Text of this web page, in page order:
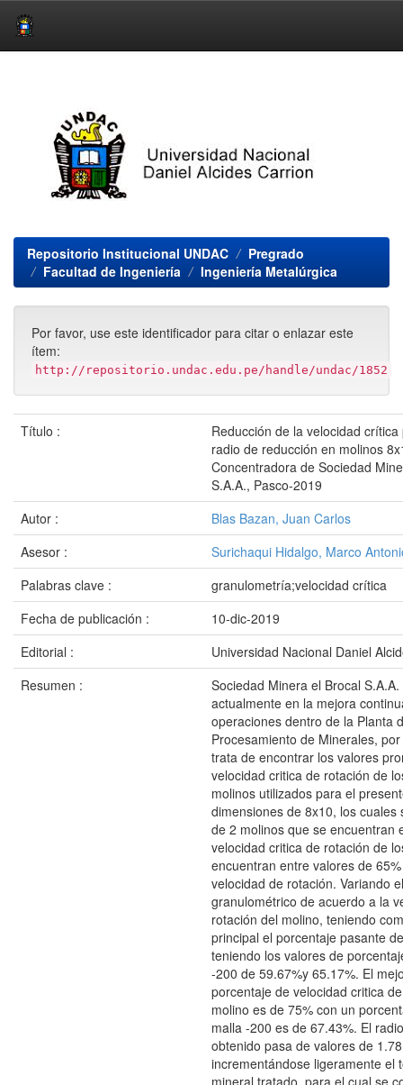
Repositorio Institucional UNDAC
Pregrado
Facultad de Ingeniería
Ingeniería Metalúrgica
Por favor, use este identificador para citar o enlazar este
ítem:
http://repositorio.undac.edu.pe/handle/undac/1852
Título :
Reducción de la velocidad
radio de reducción en molinos
Concentradora de Sociedad
S.A.A., Pasco-2019
Autor :
Blas Bazan, Juan Carlos
Asesor :
Surichaqui Hidalgo, Marco
Palabras clave :
granulometría;velocidad crítica
Fecha de publicación :
10-dic-2019
Editorial :
Universidad Nacional Daniel
Resumen :
Sociedad Minera el Brocal
actualmente en la mejora
operaciones dentro de la Planta
Procesamiento de Minerales,
trata de encontrar los valores
velocidad critica de rotación de
molinos utilizados para el
dimensiones de 8x10, los cuales
de 2 molinos que se encuentran
velocidad critica de rotación de
encuentran entre valores de
velocidad de rotación. Variando
granulométrico de acuerdo a la
rotación del molino, teniendo
principal el porcentaje pasante
teniendo los valores de
-200 de 59.67%y 65.17%. El
porcentaje de velocidad critica
molino es de 75% con un
malla -200 es de 67.43%. El
obtenido pasa de valores de
incrementándose ligeramente el
mineral tratado, para el cual se